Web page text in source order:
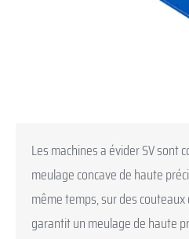
Les machines a évider SV sont
meulage concave de haute
même temps, sur des couteaux
garantit un meulage de haute